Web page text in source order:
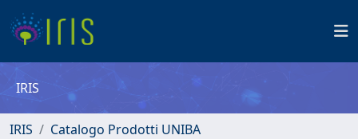
IRIS
IRIS
Catalogo Prodotti UNIBA